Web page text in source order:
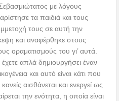
με λόγους
τα παιδιά και τους
τους σε αυτή την
και αναφέρθηκε στους
οραματισμούς του γι’ αυτά.
απλά δημιουργήσει έναν
και αυτό είναι κάτι που
αισθάνεται και ενεργεί ως
την ενότητα, η οποία είναι